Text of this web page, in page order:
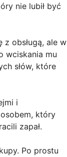
nie lubił być
obsługą, ale w
wciskania mu
słów, które
i
który
zapał.
Po prostu